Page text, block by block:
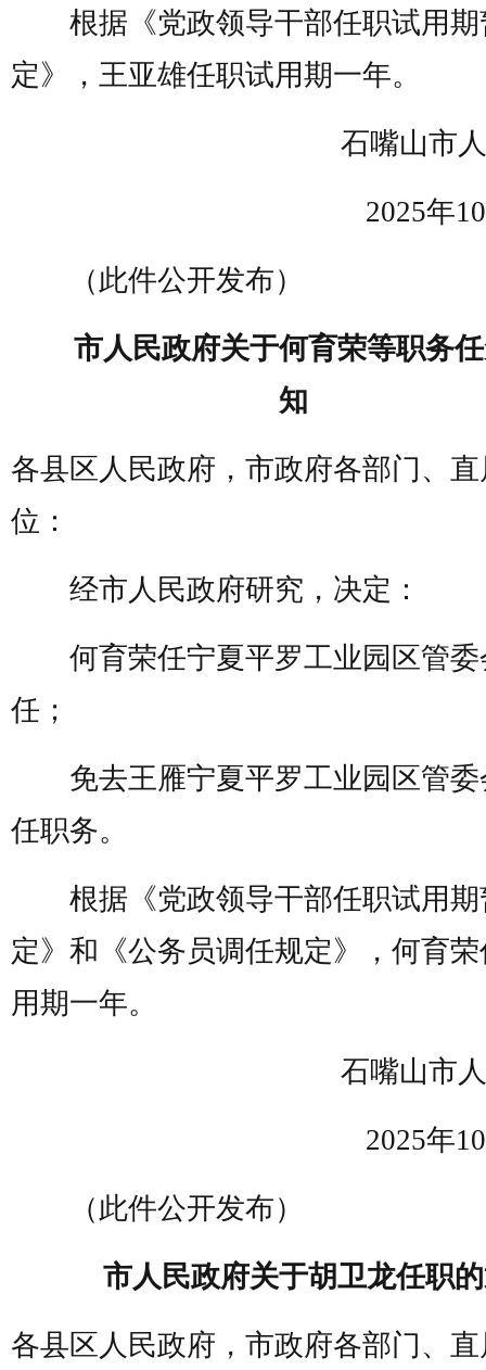
根据《党政领导干部任职试用期
定》，王亚雄任职试用期一年。
石嘴山市人
2025年10
（此件公开发布）
市人民政府关于何育荣等职务
知
各县区人民政府，市政府各部门、
位：
经市人民政府研究，决定：
何育荣任宁夏平罗工业园区管委
任；
免去王雁宁夏平罗工业园区管委
任职务。
根据《党政领导干部任职试用期
定》和《公务员调任规定》，何育
用期一年。
石嘴山市人
2025年10
（此件公开发布）
市人民政府关于胡卫龙任职
各县区人民政府，市政府各部门、